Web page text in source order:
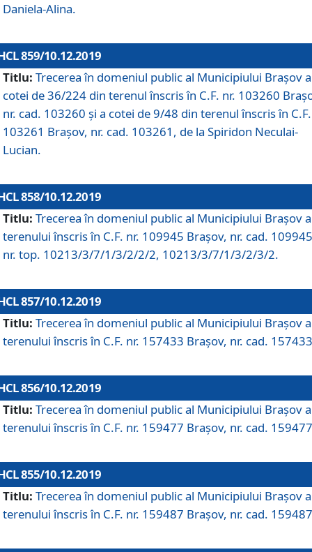
Daniela-Alina.
859/10.12.2019
Titlu: Trecerea în domeniul public al Municipiului Braşov a
cotei de 36/224 din terenul înscris în C.F. nr. 103260
nr. cad. 103260 și a cotei de 9/48 din terenul înscris în
103261 Brașov, nr. cad. 103261, de la Spiridon Neculai-
Lucian.
858/10.12.2019
Titlu: Trecerea în domeniul public al Municipiului Braşov a
terenului înscris în C.F. nr. 109945 Brașov, nr. cad.
nr. top. 10213/3/7/1/3/2/2/2, 10213/3/7/1/3/2/3/2.
857/10.12.2019
Titlu: Trecerea în domeniul public al Municipiului Braşov a
terenului înscris în C.F. nr. 157433 Brașov, nr. cad.
856/10.12.2019
Titlu: Trecerea în domeniul public al Municipiului Braşov a
terenului înscris în C.F. nr. 159477 Brașov, nr. cad.
855/10.12.2019
Titlu: Trecerea în domeniul public al Municipiului Braşov a
terenului înscris în C.F. nr. 159487 Brașov, nr. cad.